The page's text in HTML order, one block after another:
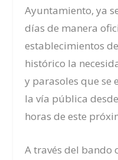
Ayuntamiento, ya
días de manera
establecimientos
histórico la
y parasoles que se
la vía pública
horas de este
A través del bando